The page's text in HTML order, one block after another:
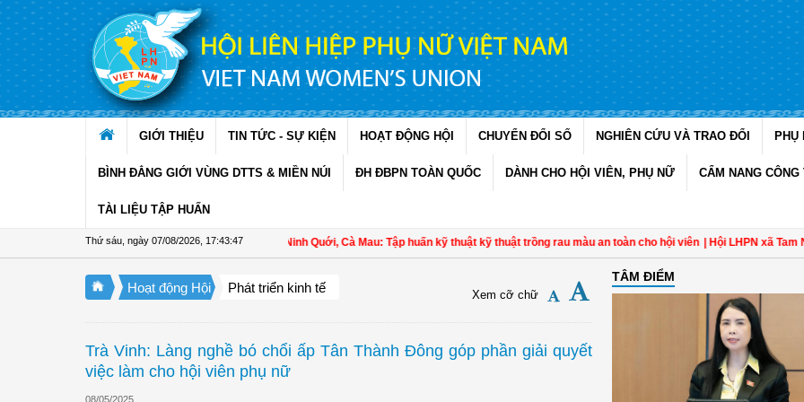
Truy cập nội dung luôn
GIỚI THIỆU TIN TỨC - SỰ KIỆN HOẠT ĐỘNG HỘI CHUYỂN ĐỔI SỐ NGHIÊN CỨU VÀ TRAO ĐỔI PHỤ
BÌNH ĐẲNG GIỚI VÙNG DTTS & MIỀN NÚI ĐH ĐBPN TOÀN QUỐC DÀNH CHO HỘI VIÊN, PHỤ NỮ CẨM NANG CÔNG
TÀI LIỆU TẬP HUẤN
Thứ sáu, ngày 07/08/2026 17:43:47
Hội LHPN xã Ninh Quới, Cà Mau: Tập huấn kỹ thuật kỹ thuật trồng rau màu an toàn cho hội viên | Hội LHPN xã Tam
Hoạt động Hội Phát triển kinh tế Xem cỡ chữ
Trà Vinh: Làng nghề bó chổi ấp Tân Thành Đông góp phần giải quyết
việc làm cho hội viên phụ nữ
08/05/2025
TÂM ĐIỂM